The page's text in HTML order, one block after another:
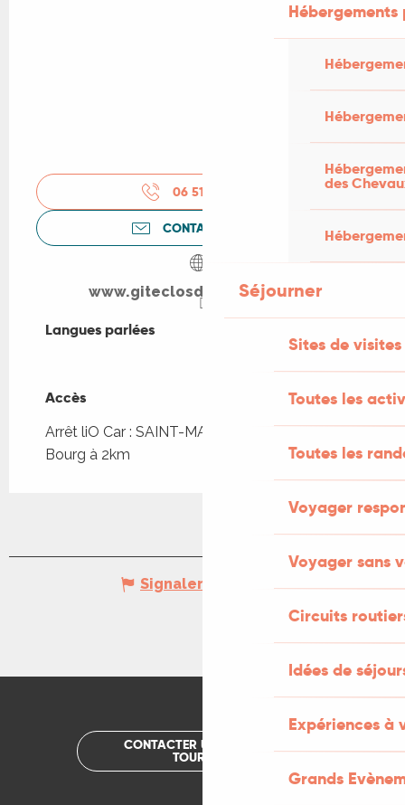
des
Séjourner
Sites de visites
Toutes les
Toutes les
Voyager
Voyager sans
Circuits
Idées de
Expériences à
Grands
06 51 35 70
CONTACTEZ-NOUS
www.giteclosdesmuriers.com
Langues parlées
Langues parlées
Accès
Accès
Arrêt liO Car : SAINT-MARTIN-LABOUVAL -
Bourg à 2km
Signaler une erreur
CONTACTER UN OFFICE DE
TOURISME